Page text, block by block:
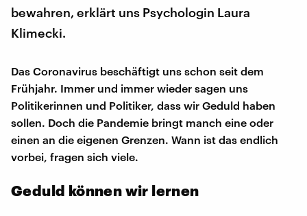
bewahren, erklärt uns Psychologin Laura
Klimecki.
Das Coronavirus beschäftigt uns schon seit dem
Frühjahr. Immer und immer wieder sagen uns
Politikerinnen und Politiker, dass wir Geduld haben
sollen. Doch die Pandemie bringt manch eine oder
einen an die eigenen Grenzen. Wann ist das endlich
vorbei, fragen sich viele.
Geduld können wir lernen